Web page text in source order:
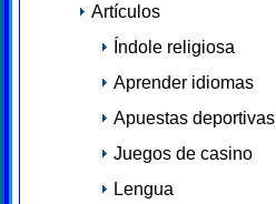
Artículos
Índole religiosa
Aprender idiomas
Apuestas deportivas
Juegos de casino
Lengua